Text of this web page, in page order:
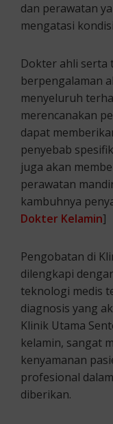
dan perawatan
mengatasi
Dokter ahli serta
berpengalaman
menyeluruh
merencanakan
dapat
penyebab
juga akan
perawatan
kambuhnya
Dokter Kelamin]
Pengobatan di
dilengkapi
teknologi medis
diagnosis yang
Klinik Utama
kelamin, sangat
kenyamanan
profesional
diberikan.